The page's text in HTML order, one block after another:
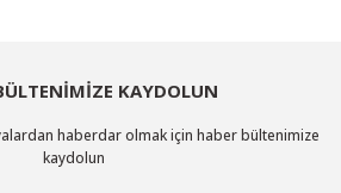
bilgiler bulunuyor.
KAYDOLUN
haberdar olmak için haber bültenimize
kaydolun